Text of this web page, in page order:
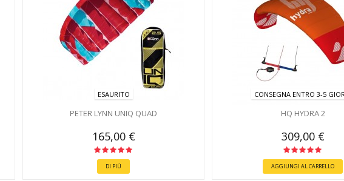
ESAURITO
PETER LYNN UNIQ QUAD
165,00 €
DI PIÙ
CONSEGNA ENTRO 3-5
HQ HYDRA 2
309,00 €
AGGIUNGI AL CARRELLO